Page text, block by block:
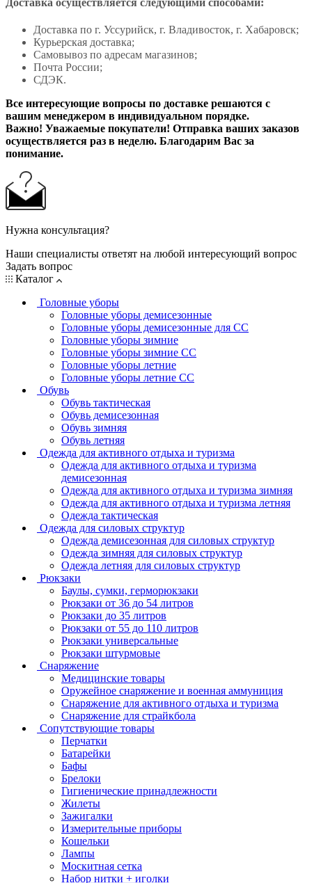
Доставка осуществляется следующими способами:
Доставка по г. Уссурийск, г. Владивосток, г. Хабаровск;
Курьерская доставка;
Самовывоз по адресам магазинов;
Почта России;
СДЭК.
Все интересующие вопросы по доставке решаются с
вашим менеджером в индивидуальном порядке.
Важно! Уважаемые покупатели! Отправка ваших заказов
осуществляется раз в неделю. Благодарим Вас за
понимание.
Нужна консультация?
Наши специалисты ответят на любой интересующий вопрос
Задать вопрос
Каталог
Головные уборы
Головные уборы демисезонные
Головные уборы демисезонные для СС
Головные уборы зимние
Головные уборы зимние СС
Головные уборы летние
Головные уборы летние СС
Обувь
Обувь тактическая
Обувь демисезонная
Обувь зимняя
Обувь летняя
Одежда для активного отдыха и туризма
Одежда для активного отдыха и туризма
демисезонная
Одежда для активного отдыха и туризма зимняя
Одежда для активного отдыха и туризма летняя
Одежда тактическая
Одежда для силовых структур
Одежда демисезонная для силовых структур
Одежда зимняя для силовых структур
Одежда летняя для силовых структур
Рюкзаки
Баулы, сумки, герморюкзаки
Рюкзаки от 36 до 54 литров
Рюкзаки до 35 литров
Рюкзаки от 55 до 110 литров
Рюкзаки универсальные
Рюкзаки штурмовые
Снаряжение
Медицинские товары
Оружейное снаряжение и военная аммуниция
Снаряжение для активного отдыха и туризма
Снаряжение для страйкбола
Сопутствующие товары
Перчатки
Батарейки
Бафы
Брелоки
Гигиенические принадлежности
Жилеты
Зажигалки
Измерительные приборы
Кошельки
Лампы
Москитная сетка
Набор нитки + иголки